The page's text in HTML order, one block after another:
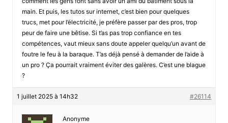
main. Et puis, les tutos sur internet, c’est bien pour quelques
trucs, met pour l’électricité, je préfère passer par des pros, trop
peur de faire une bêtise. Si t’as pas trop confiance en tes
compétences, vaut mieux sans doute appeler quelqu’un avant de
foutre le feu à la baraque. T’as déjà pensé à demander de l’aide à
un pro ? Ça pourrait vraiment éviter des galères. C’est une blague
?
1 juillet 2025 à 14h32 #26114
Anonyme